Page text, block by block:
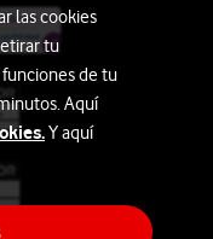
las cookies
tu
de tu
Aquí
Y aquí